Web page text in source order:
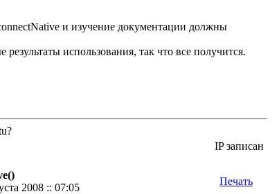
и изучение документации должны
результаты использования, так что все получится.
IP записан
2008 :: 07:05
Печать